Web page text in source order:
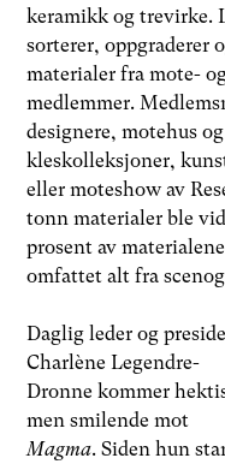
keramikk og trevirke.
sorterer, oppgraderer
materialer fra mote-
medlemmer.
designere, motehus
kleskolleksjoner,
eller moteshow av
tonn materialer ble
prosent av
omfattet alt fra
Daglig leder og
Charlène Legendre-
Dronne kommer
men smilende mot
Magma. Siden hun